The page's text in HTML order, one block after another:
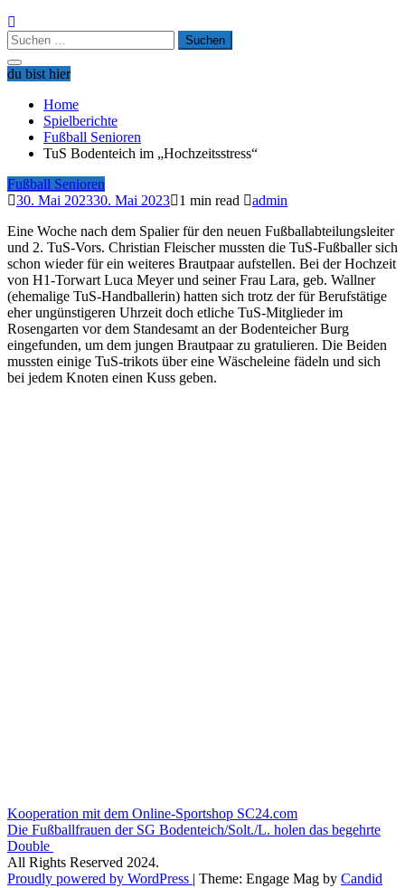
Suchen
nach:
du bist hier
Home
Spielberichte
Fußball Senioren
TuS Bodenteich im „Hochzeitsstress“
Fußball Senioren
30. Mai 202330. Mai 2023 1 min read
admin
Eine Woche nach dem Spalier für den neuen Fußballabteilungsleiter
und 2. TuS-Vors. Christian Fleischer mussten die TuS-Fußballer sich
schon wieder für ein weiteres Brautpaar aufstellen. Bei der Hochzeit
von H1-Torwart Luca Meyer und seiner Frau Lara, geb. Wallner
(ehemalige TuS-Handballerin) hatten sich trotz der für Berufstätige
eher ungünstigeren Uhrzeit doch etliche TuS-Mitglieder im
Rosengarten vor dem Standesamt an der Bodenteicher Burg
eingefunden, um dem jungen Brautpaar zu gratulieren. Die Beiden
mussten einige TuS-trikots über eine Wäscheleine fädeln und sich
bei jedem Knoten einen Kuss geben.
Beitragsnavigation
Kooperation mit dem Online-Sportshop SC24.com
Die Fußballfrauen der SG Bodenteich/Solt./L. holen das begehrte
Double
All Rights Reserved 2024.
Proudly powered by WordPress | Theme: Engage Mag by Candid